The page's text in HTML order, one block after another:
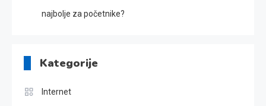
najbolje za početnike?
Kategorije
Internet